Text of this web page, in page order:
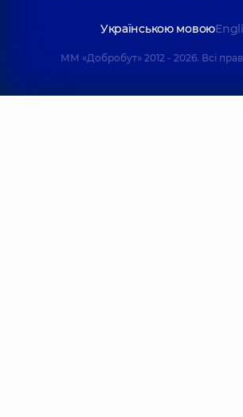
Українською мовою
ММ «Добробут» 2012 - 2026. Всі